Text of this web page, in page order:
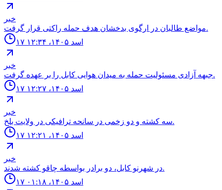
خبر
مواضع طالبان در ارگوى بدخشان هدف حمله راكتى قرار گرفت.
۱۷ اسد ۱۴۰۵، ۱۲:۳۴
خبر
جبهه آزادى مسئوليت حمله به ميدان هوايى كابل را بر عهده گرفت.
۱۷ اسد ۱۴۰۵، ۱۲:۲۷
خبر
سه كشته و دو زخمى در سانحه ترافيكى در ولايت بلخ.
۱۷ اسد ۱۴۰۵، ۱۲:۲۱
خبر
در شهرنو کابل، دو برادر بواسطه چاقو کشته شدند.
۱۷ اسد ۱۴۰۵، ۰۱:۱۸